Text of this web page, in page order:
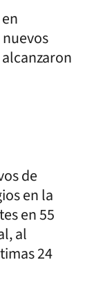
de
en la
en 55
al
24